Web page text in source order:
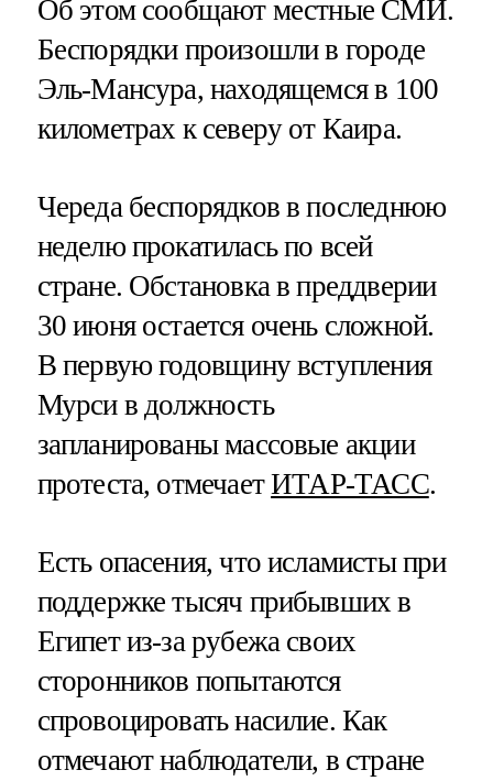
Об этом сообщают местные СМИ.
Беспорядки произошли в городе
Эль-Мансура, находящемся в 100
километрах к северу от Каира.
Череда беспорядков в последнюю
неделю прокатилась по всей
стране. Обстановка в преддверии
30 июня остается очень сложной.
В первую годовщину вступления
Мурси в должность
запланированы массовые акции
протеста, отмечаетИТАР-ТАСС.
Есть опасения, что исламисты при
поддержке тысяч прибывших в
Египет из-за рубежа своих
сторонников попытаются
спровоцировать насилие. Как
отмечают наблюдатели, в стране